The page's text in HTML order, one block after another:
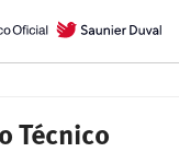
Técnico